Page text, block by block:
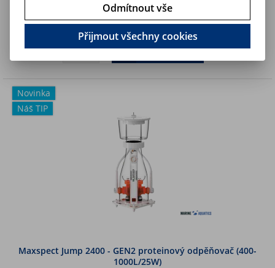
6 190,10 Kč (bez DPH)
Skladem
Koupit
Novinka
Náš TIP
Maxspect Jump 2400 - GEN2 proteinový odpěňovač (400-
1000L/25W)
Odmítnout vše
Přijmout všechny cookies